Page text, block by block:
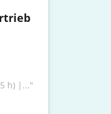
h) |..."